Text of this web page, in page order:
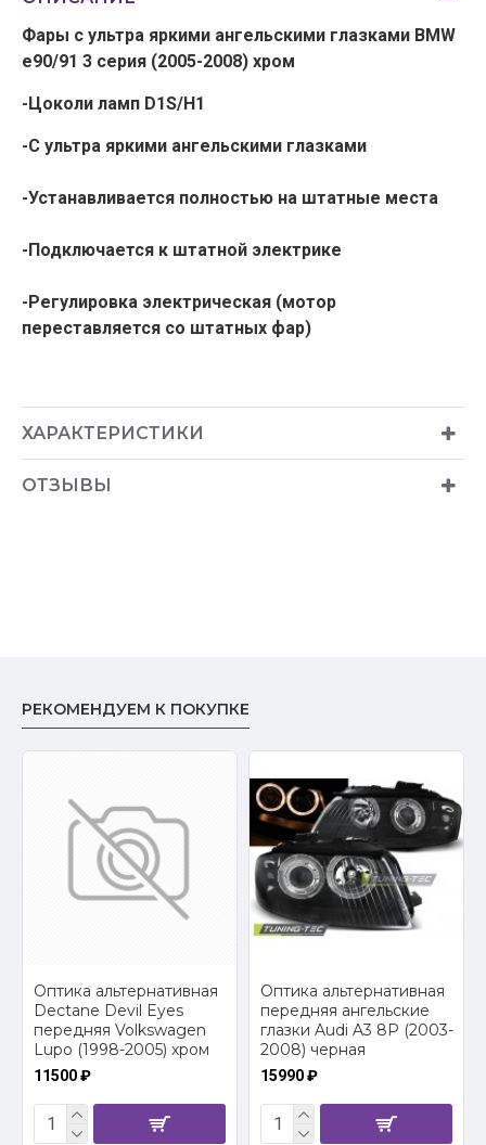
Фары с ультра яркими ангельскими глазками BMW
e90/91 3 серия (2005-2008) хром
-Цоколи ламп D1S/H1
-С ультра яркими ангельскими глазками
-Устанавливается полностью на штатные места
-Подключается к штатной электрике
-Регулировка электрическая (мотор
переставляется со штатных фар)
ХАРАКТЕРИСТИКИ
ОТЗЫВЫ
РЕКОМЕНДУЕМ К ПОКУПКЕ
Оптика альтернативная
Dectane Devil Eyes
передняя Volkswagen
Lupo (1998-2005) хром
11500 ₽
Оптика альтернативная
передняя ангельские
глазки Audi A3 8P (2003-
2008) черная
15990 ₽